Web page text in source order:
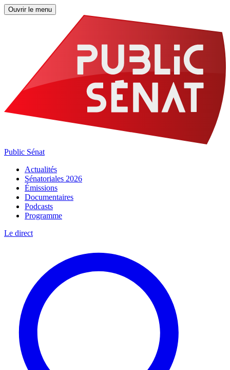
Ouvrir le menu
Public Sénat
Actualités
Sénatoriales 2026
Émissions
Documentaires
Podcasts
Programme
Le direct